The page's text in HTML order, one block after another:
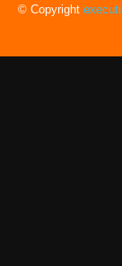
© Copyright